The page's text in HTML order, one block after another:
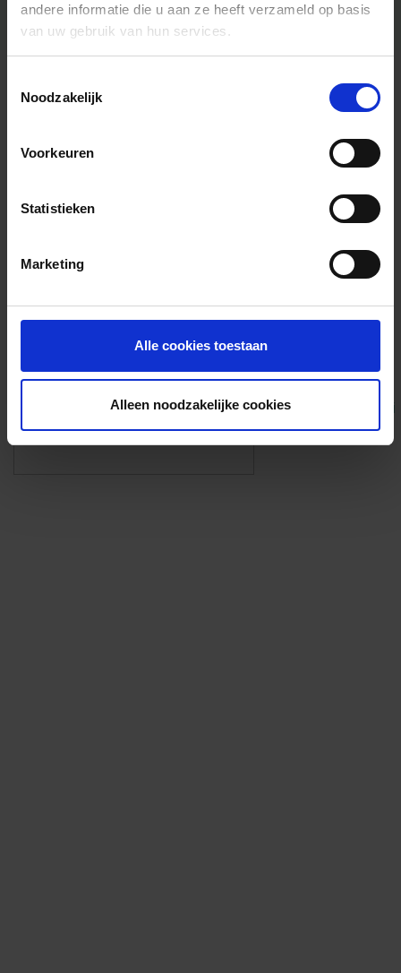
andere informatie die u aan ze heeft verzameld op basis
van uw gebruik van hun services.
Noodzakelijk
Voorkeuren
Statistieken
Marketing
Alle cookies toestaan
Alleen noodzakelijke cookies
Algemene informatie
Foto’s ({{photos.length}})
Eigen foto’s